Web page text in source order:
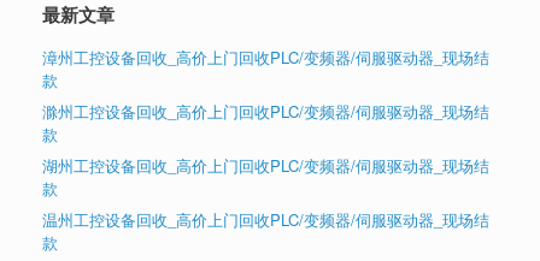
最新文章
漳州工控设备回收_高价上门回收PLC/变频器/伺服驱动器_现场结
款
滁州工控设备回收_高价上门回收PLC/变频器/伺服驱动器_现场结
款
湖州工控设备回收_高价上门回收PLC/变频器/伺服驱动器_现场结
款
温州工控设备回收_高价上门回收PLC/变频器/伺服驱动器_现场结
款